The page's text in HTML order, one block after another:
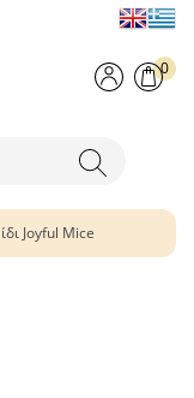
0
Joyful Mice